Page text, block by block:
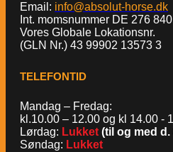
Email: info@absolut-horse.dk
Int. momsnummer DE 276
Vores Globale Lokationsnr.
(GLN Nr.) 43 99902 13573 3
TELEFONTID
Mandag – Fredag:
kl.10.00 – 12.00 og kl 14.00 -
Lørdag: Lukket (til og med d.
Søndag: Lukket